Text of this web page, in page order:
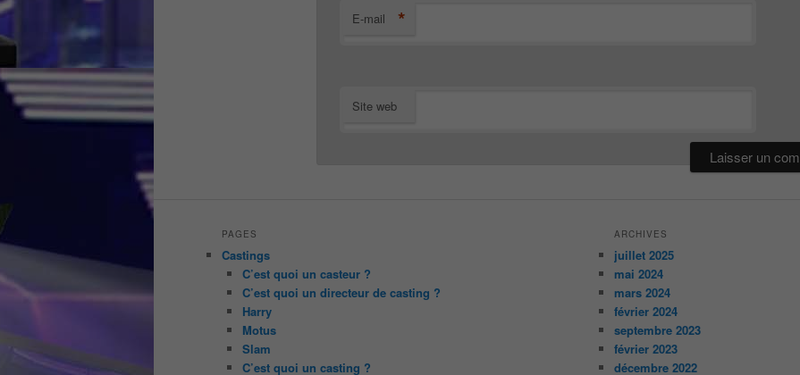
E-mail *
Site web
PAGES
Castings
C’est quoi un casteur ?
C’est quoi un directeur de casting ?
Harry
Motus
Slam
C’est quoi un casting ?
ARCHIVES
juillet 2025
mai 2024
mars 2024
février 2024
septembre 2023
février 2023
décembre 2022